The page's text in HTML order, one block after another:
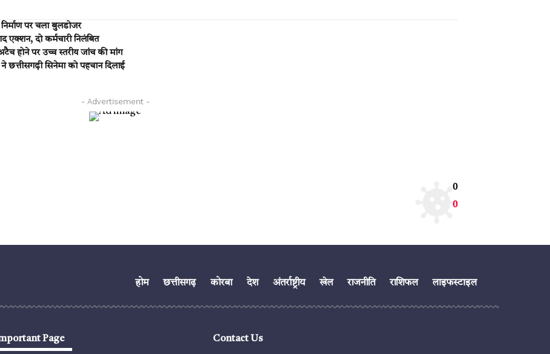
पर चला बुलडोजर
एक्शन, दो कर्मचारी निलंबित
होने पर उच्च स्तरीय जांच की मांग
सिनेमा को पहचान दिलाई
- Advertisement -
0
0
होम छत्तीसगढ़ कोरबा देश अंतर्राष्ट्रीय खेल राजनीति राशिफल लाइफस्टाइल
Page Contact Us